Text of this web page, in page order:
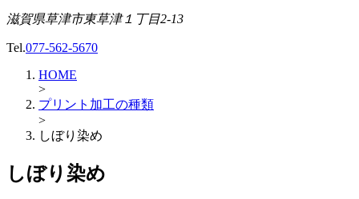
滋賀県草津市東草津１丁目2-13
Tel.077-562-5670
HOME
>
プリント加工の種類
>
しぼり染め
しぼり染め